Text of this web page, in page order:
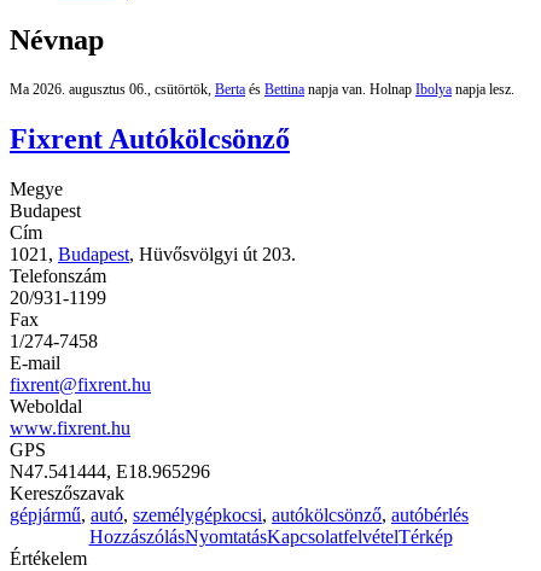
Névnap
Ma 2026. augusztus 06., csütörtök, Berta és Bettina napja van. Holnap Ibolya napja lesz.
Fixrent Autókölcsönző
Megye
Budapest
Cím
1021, Budapest, Hüvősvölgyi út 203.
Telefonszám
20/931-1199
Fax
1/274-7458
E-mail
fixrent@fixrent.hu
Weboldal
www.fixrent.hu
GPS
N47.541444, E18.965296
Kereszőszavak
gépjármű, autó, személygépkocsi, autókölcsönző, autóbérlés
HozzászólásNyomtatásKapcsolatfelvételTérkép
Értékelem